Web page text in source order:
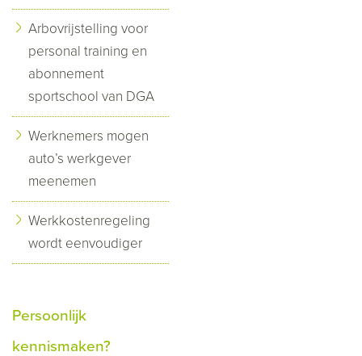
Arbovrijstelling voor
personal training en
abonnement
sportschool van DGA
Werknemers mogen
auto’s werkgever
meenemen
Werkkostenregeling
wordt eenvoudiger
Persoonlijk
kennismaken?